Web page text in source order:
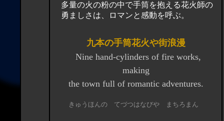
多量の火の粉の中で手筒を抱える花火師の
勇ましさは、ロマンと感動を呼ぶ。
九本の手筒花火や街浪漫
Nine hand-cylinders of fire works,
making
the town full of romantic adventures.
きゅうほんの てづつはなびや まちろまん